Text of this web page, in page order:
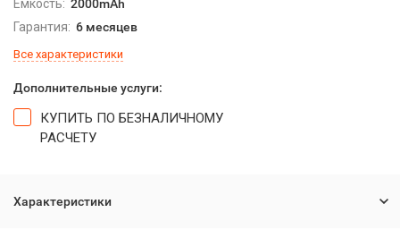
Емкость: 2000mAh
Гарантия: 6 месяцев
Все характеристики
Дополнительные услуги:
КУПИТЬ ПО БЕЗНАЛИЧНОМУ
РАСЧЕТУ
Характеристики